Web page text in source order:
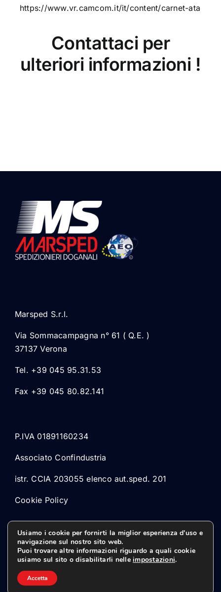
https://www.vr.camcom.it/it/content/carnet-ata
Contattaci per
ulteriori informazioni !
Marsped S.r.l.
Via Sommacampagna n° 61 ( Q.E. )
37137 Verona
Tel. +39 045 95.31.53
Fax +39 045 80.82.141
P.IVA 01891160234
Associato Confindustria
istr. CCIA 203055 elenco aut.sped. 201
Cookie Policy
Usiamo i cookie per fornirti la miglior esperienza d'uso e
navigazione sul nostro sito web.
Puoi trovare altre informazioni riguardo a quali cookie
usiamo sul sito o disabilitarli nelleimpostazioni.
Accetta